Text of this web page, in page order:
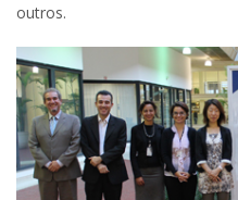
outros.